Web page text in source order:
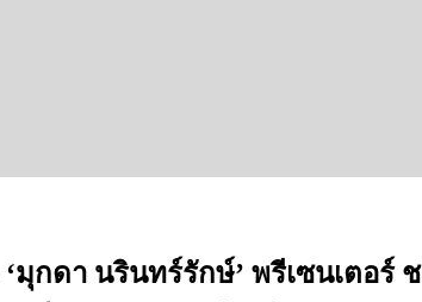
มุกดา นรินทร์รักษ์’ พรีเซนเตอ